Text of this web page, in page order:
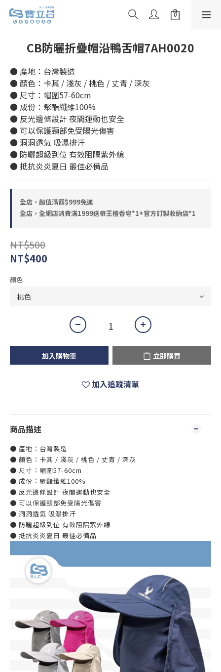
CB防曬折疊帽沿鴨舌帽7AH0020
● 產地：台灣製造
● 顏色：卡其 / 淺灰 / 桃色 / 丈青 / 深灰
● 尺寸：帽圍57-60cm
● 成份：聚酯纖維100%
● 反光邊條設計 夜間運動也安全
● 可以保護頸部免受陽光傷害
● 洞洞透氣 吸濕排汗
● 防曬超級到位 有效阻隔紫外線
● 抵抗炎炎夏日 最佳必備品
全店，超值滿額$999免運
全店，全網店消費滿1999送帝王檀香皂*1+官方訂製收納袋*1
NT$500
NT$400
顏色
加入購物車 立即購買
加入追蹤清單
商品描述
● 產地：台灣製造
● 顏色：卡其 / 淺灰 / 桃色 / 丈青 / 深灰
● 尺寸：帽圍57-60cm
● 成份：聚酯纖維100%
● 反光邊條設計 夜間運動也安全
● 可以保護頸部免受陽光傷害
● 洞洞透氣 吸濕排汗
● 防曬超級到位 有效阻隔紫外線
● 抵抗炎炎夏日 最佳必備品